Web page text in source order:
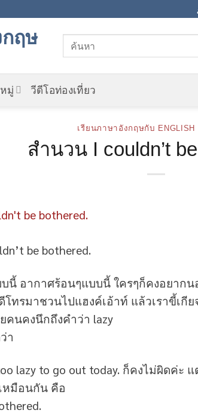
มู่ วีดีโอท่องเที่ยว
เรียนภาษาอังกฤษกับ ENGLISH
สำนวน I couldn’t
be bothered.
นี้ อากาศร้อนๆแบบนี้ ใครๆก็คงอยาก
โทรมาชวนไปแฮงค์เอ้าท์ แล้วเราขี้เกี
คนคงนึกถึงคำว่า lazy
า
too lazy to go out today. ก็คงไม่ผิดค่
หมือนกัน คือ